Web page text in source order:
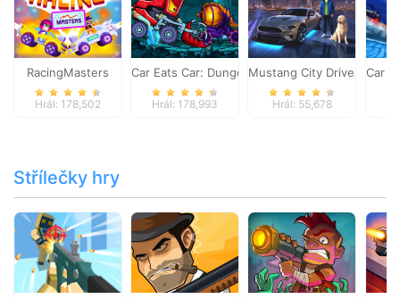
RacingMasters
Hrál: 178,502
Car Eats Car: Dungeon Adventure
Hrál: 178,993
Mustang City Driver
Hrál: 55,678
Car
Střílečky hry